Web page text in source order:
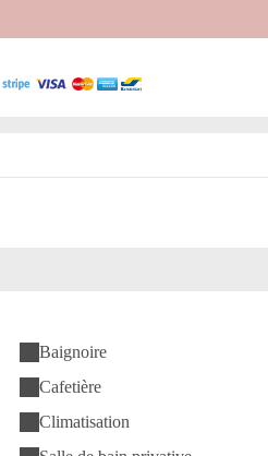
Baignoire
Cafetière
Climatisation